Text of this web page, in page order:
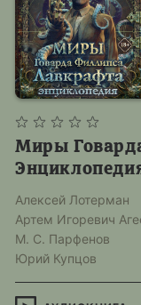
Миры
Алексей Лотерман
Артем Игоревич
М. С. Парфенов
Юрий Купцов